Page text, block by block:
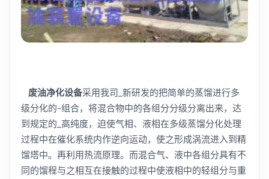
废油净化设备采用我司_新研发的把简单的蒸馏进行多
级分化的-组合，将混合物中的各组分分级分离出来，达
到规定的_高纯度，迫使气相、液相在多级蒸馏分化处理
过程中在催化系统内作逆向运动，使之形成涡流进入到精
馏塔中。再利用热流原理。而混合气、液中各组分具有不
同的馏程与之相互在接触的过程中使液相中的轻组分与重